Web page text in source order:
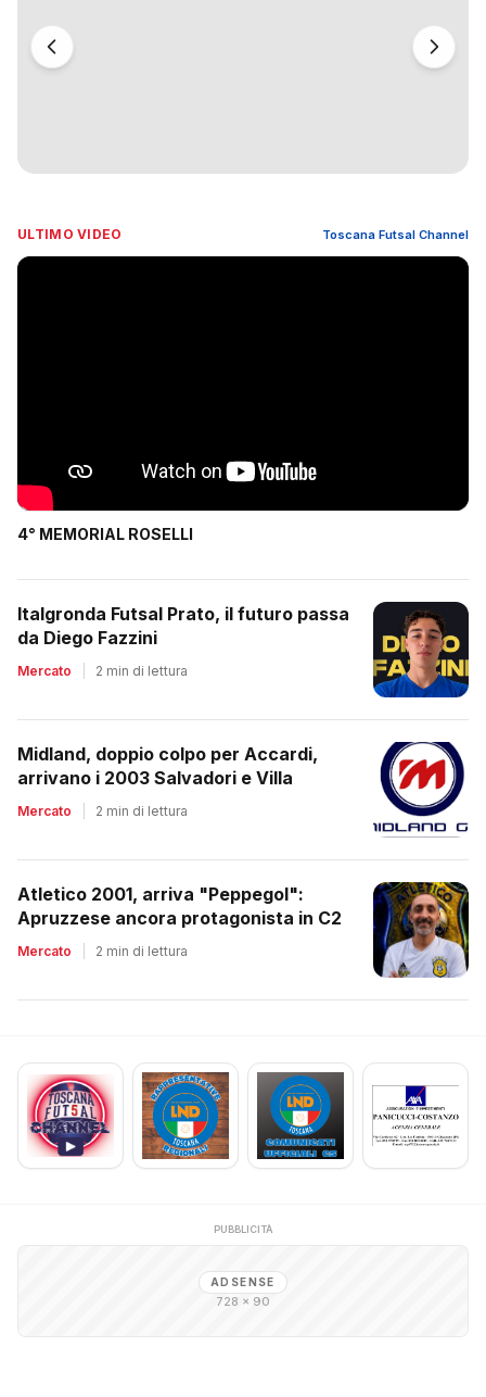
ULTIMO VIDEO Toscana Futsal Channel
4° MEMORIAL ROSELLI
Italgronda Futsal Prato, il futuro passa
da Diego Fazzini
Mercato 2 min di lettura
Midland, doppio colpo per Accardi,
arrivano i 2003 Salvadori e Villa
Mercato 2 min di lettura
Atletico 2001, arriva "Peppegol":
Apruzzese ancora protagonista in C2
Mercato 2 min di lettura
PUBBLICITÀ
ADSENSE
728 × 90